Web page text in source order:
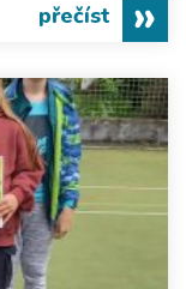
přečíst